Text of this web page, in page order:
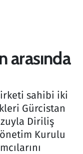
arasında
sahibi iki
Gürcistan
Diriliş
Kurulu